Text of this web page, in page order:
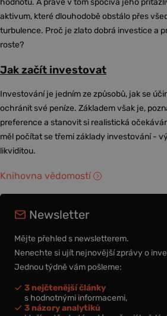
hodnotu. A právě v tom spočívá jeho
aktivum, které dlouhodobě obstálo přes
turbulence. Proč je zlato dobrá investice a
roste?
Jak začít investovat
Investování je jedním ze způsobů, jak se
ochránit své peníze. Základem však je,
preference a stanovit si realistická
měl počítat se třemi základy investování -
likviditou.
Knihovna vědomostí
Newsletter
Mějte přehled s newsletterem.
Nenechte si ujít nejnovější zprávy o
Jednou týdně vám pošleme:
3 nejčtenější články
s hodnotnými informacemi,
3 názory analytiků